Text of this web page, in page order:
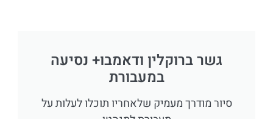
גשר ברוקלין ודאמבו+ נסיעה
במעבורת
סיור מודרך מעמיק שלאחריו תוכלו לעלות על